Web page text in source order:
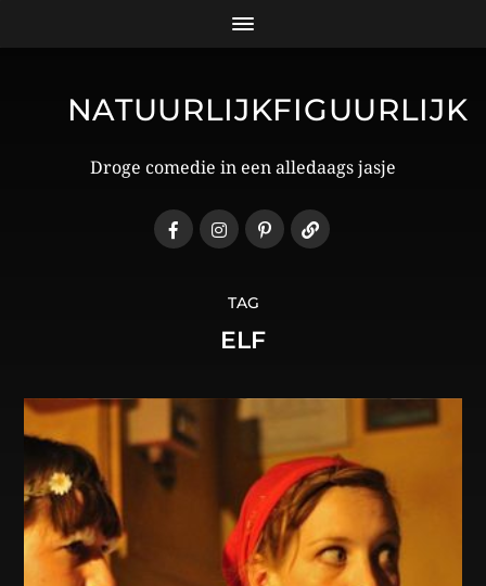
NATUURLIJKFIGUURLIJK
Droge comedie in een alledaags jasje
TAG
ELF